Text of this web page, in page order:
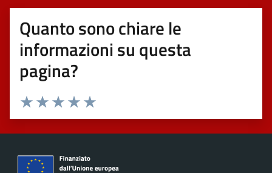
Quanto sono chiare le
informazioni su questa
pagina?
Valuta 5 stelle su 5
Valuta 4 stelle su 5
Valuta 3 stelle su 5
Valuta 2 stelle su 5
Valuta 1 stelle su 5